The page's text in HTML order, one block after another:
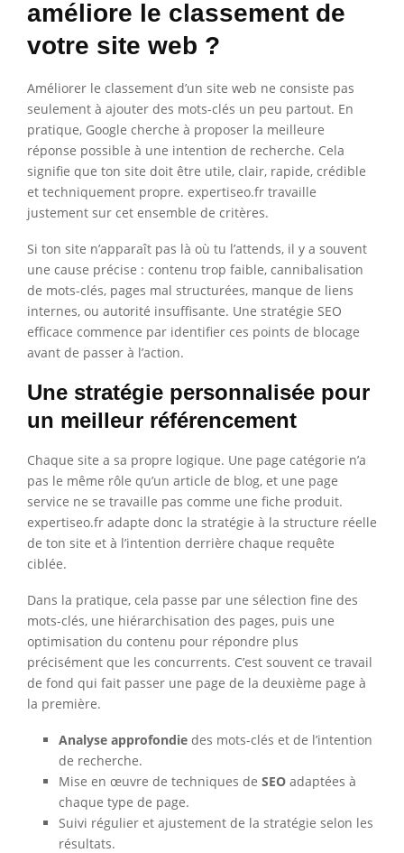
améliore le classement de
votre site web ?
Améliorer le classement d’un site web ne consiste pas
seulement à ajouter des mots-clés un peu partout. En
pratique, Google cherche à proposer la meilleure
réponse possible à une intention de recherche. Cela
signifie que ton site doit être utile, clair, rapide, crédible
et techniquement propre. expertiseo.fr travaille
justement sur cet ensemble de critères.
Si ton site n’apparaît pas là où tu l’attends, il y a souvent
une cause précise : contenu trop faible, cannibalisation
de mots-clés, pages mal structurées, manque de liens
internes, ou autorité insuffisante. Une stratégie SEO
efficace commence par identifier ces points de blocage
avant de passer à l’action.
Une stratégie personnalisée pour
un meilleur référencement
Chaque site a sa propre logique. Une page catégorie n’a
pas le même rôle qu’un article de blog, et une page
service ne se travaille pas comme une fiche produit.
expertiseo.fr adapte donc la stratégie à la structure réelle
de ton site et à l’intention derrière chaque requête
ciblée.
Dans la pratique, cela passe par une sélection fine des
mots-clés, une hiérarchisation des pages, puis une
optimisation du contenu pour répondre plus
précisément que les concurrents. C’est souvent ce travail
de fond qui fait passer une page de la deuxième page à
la première.
Analyse approfondie des mots-clés et de l’intention
de recherche.
Mise en œuvre de techniques de SEO adaptées à
chaque type de page.
Suivi régulier et ajustement de la stratégie selon les
résultats.